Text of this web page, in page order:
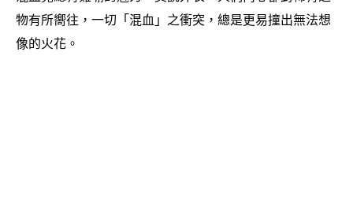
物有所嚮往 ， 一切「混血」之衝突 ， 總是更易撞出無法想
像的火花。